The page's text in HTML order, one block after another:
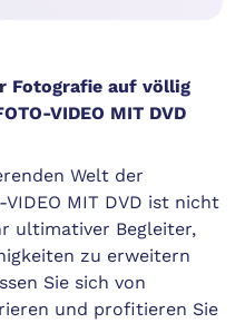
Fotografie auf völlig
VIDEO MIT DVD
Welt der
MIT DVD ist nicht
ultimativer Begleiter,
zu erweitern
Sie sich von
und profitieren Sie